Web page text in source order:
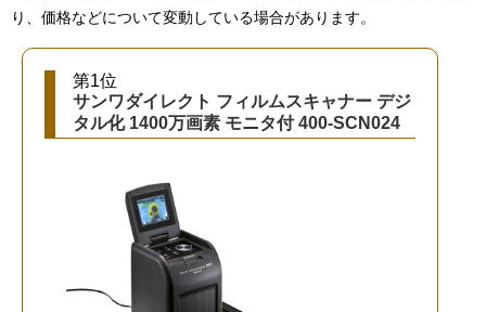
り、価格などについて変動している場合があります。
第1位
サンワダイレクト フィルムスキャナー デジ
タル化 1400万画素 モニタ付 400-SCN024